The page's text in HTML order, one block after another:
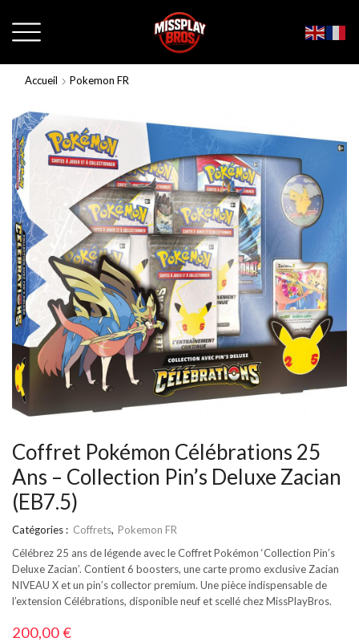
Accueil Pokemon FR
Coffret Pokémon Célébrations 25
Ans – Collection Pin’s Deluxe Zacian
(EB7.5)
Catégories : Coffrets, Pokemon FR
Célébrez 25 ans de légende avec le Coffret Pokémon ‘Collection Pin’s
Deluxe Zacian’. Contient 6 boosters, une carte promo exclusive Zacian
NIVEAU X et un pin’s collector premium. Une pièce indispensable de
l’extension Célébrations, disponible neuf et scellé chez MissPlayBros.
200,00€